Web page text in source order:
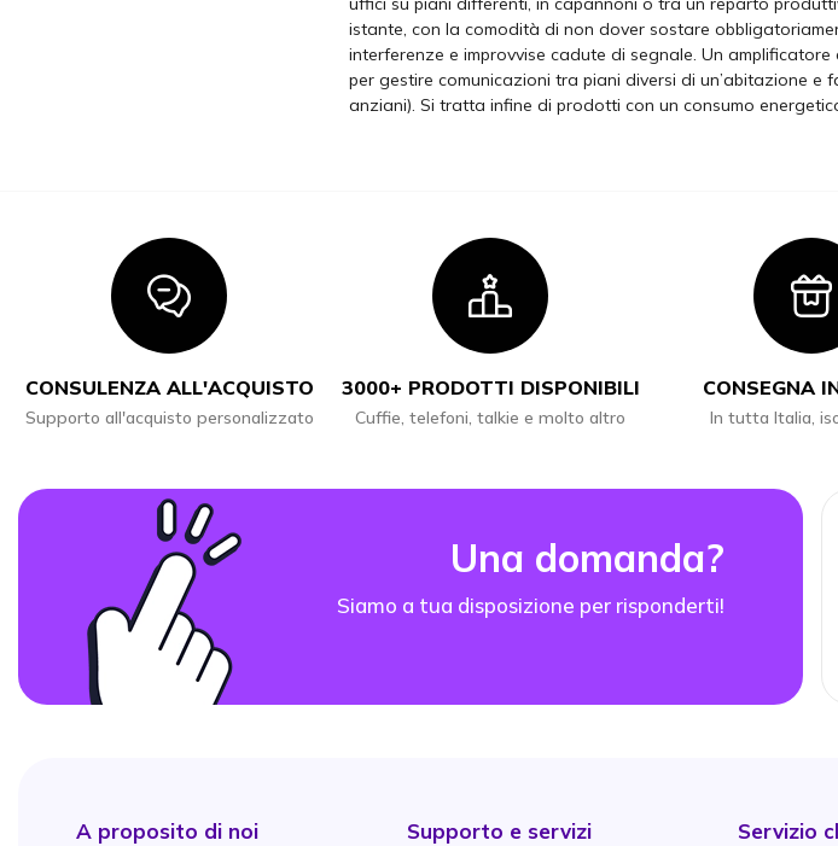
istante, con la comodità di non dover sostare
interferenze e improvvise cadute di segnale. Un
per gestire comunicazioni tra piani diversi di un’abitazione
anziani). Si tratta infine di prodotti con un consumo
Icon
CONSULENZA ALL'ACQUISTO
Supporto all'acquisto personalizzato
Icon
3000+ PRODOTTI DISPONIBILI
Cuffie, telefoni, talkie e molto altro
CONSEGNA
In tutta Italia,
Una domanda?
Siamo a tua disposizione per risponderti!
A proposito di noi Supporto e servizi Servizio